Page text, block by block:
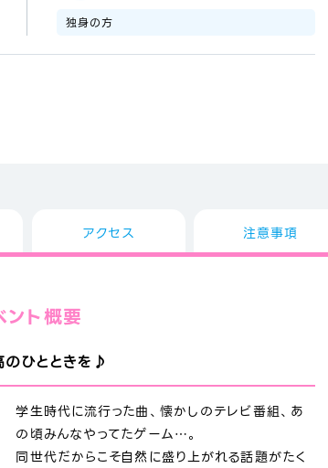
独身の方
アクセス 注意事項
ント概要
のひとときを♪
学生時代に流行った曲、懐かしのテレビ番組、あ
の頃みんなやってたゲーム…。
同世代だからこそ自然に盛り上がれる話題がたく